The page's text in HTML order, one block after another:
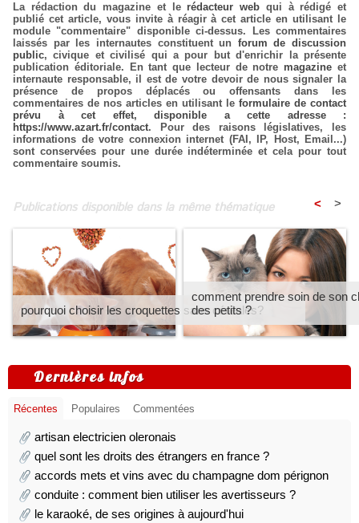
La rédaction du magazine et le rédacteur web qui à rédigé et
publié cet article, vous invite à réagir à cet article en utilisant le
module "commentaire" disponible ci-dessus. Les commentaires
laissés par les internautes constituent un forum de discussion
public, civique et civilisé qui a pour but d'enrichir la présente
publication éditoriale. En tant que lecteur de notre magazine et
internaute responsable, il est de votre devoir de nous signaler la
présence de propos déplacés ou offensants dans les
commentaires de nos articles en utilisant le formulaire de contact
prévu à cet effet, disponible a cette adresse :
https://www.azart.fr/contact. Pour des raisons législatives, les
informations de votre connexion internet (FAI, IP, Host, Email...)
sont conservées pour une durée indéterminée et cela pour tout
commentaire soumis.
Publications disponible dans la même thématique < >
pourquoi choisir les croquettes sans céréales?
comment prendre soin de son
des petits ?
Dernières infos
Récentes Populaires Commentées
artisan electricien oleronais
quel sont les droits des étrangers en france ?
accords mets et vins avec du champagne dom pérignon
conduite : comment bien utiliser les avertisseurs ?
le karaoké, de ses origines à aujourd'hui